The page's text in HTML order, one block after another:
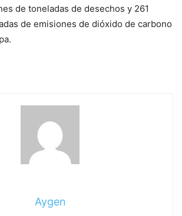
de toneladas de desechos y 261
de emisiones de dióxido de carbono
Aygen